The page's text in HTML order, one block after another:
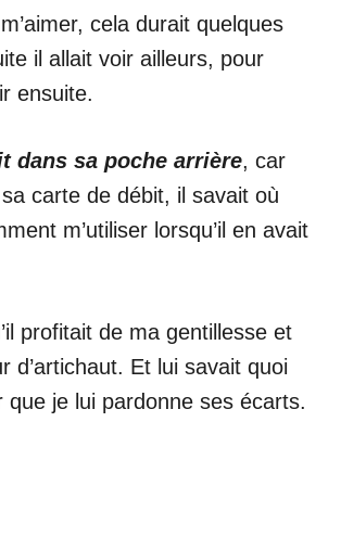
cela durait quelques
il allait voir ailleurs, pour
ensuite.
dans sa poche arrière, car
carte de débit, il savait où
m’utiliser lorsqu’il en avait
profitait de ma gentillesse et
d’artichaut. Et lui savait quoi
que je lui pardonne ses écarts.